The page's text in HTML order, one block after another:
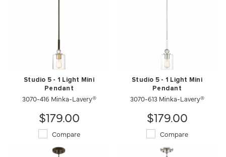
Studio 5 - 1 Light Mini
Pendant
3070-416 Minka-Lavery®
$179.00
Compare
Studio 5 - 1 Light Mini
Pendant
3070-613 Minka-Lavery®
$179.00
Compare